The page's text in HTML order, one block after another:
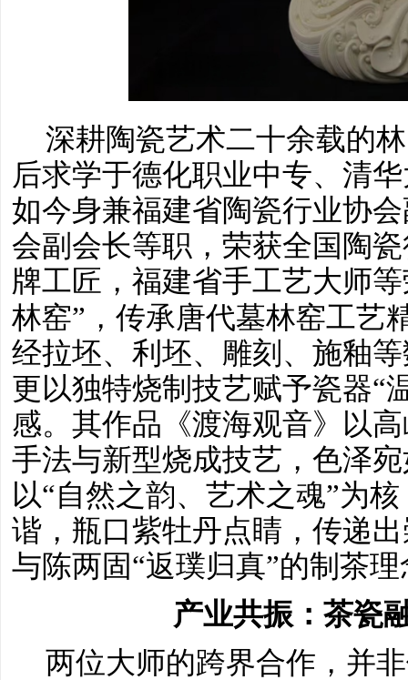
深耕陶瓷艺术二十余载的
后求学于德化职业中专、清
如今身兼福建省陶瓷行业协
会副会长等职，荣获全国陶
牌工匠，福建省手工艺大师
林窑”，传承唐代墓林窑工艺
经拉坯、利坯、雕刻、施釉
更以独特烧制技艺赋予瓷器“
感。其作品《渡海观音》以
手法与新型烧成技艺，色泽
以“自然之韵、艺术之魂”为
谐，瓶口紫牡丹点睛，传递
与陈两固“返璞归真”的制茶
产业共振：茶瓷
两位大师的跨界合作，并